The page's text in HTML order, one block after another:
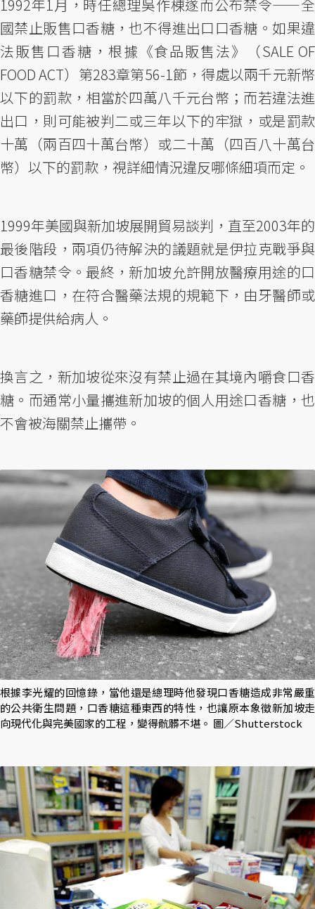
1992年1月，時任總理吳作棟遂而公布禁令——全
國禁止販售口香糖，也不得進出口口香糖。如果違
法販售口香糖，根據《食品販售法》（SALE OF
FOOD ACT）第283章第56-1節，得處以兩千元新幣
以下的罰款，相當於四萬八千元台幣；而若違法進
出口，則可能被判二或三年以下的牢獄，或是罰款
十萬（兩百四十萬台幣）或二十萬（四百八十萬台
幣）以下的罰款，視詳細情況違反哪條細項而定。
1999年美國與新加坡展開貿易談判，直至2003年的
最後階段，兩項仍待解決的議題就是伊拉克戰爭與
口香糖禁令。最終，新加坡允許開放醫療用途的口
香糖進口，在符合醫藥法規的規範下，由牙醫師或
藥師提供給病人。
換言之，新加坡從來沒有禁止過在其境內嚼食口香
糖。而通常小量攜進新加坡的個人用途口香糖，也
不會被海關禁止攜帶。
根據李光耀的回憶錄，當他還是總理時他發現口香糖造成非常嚴重
的公共衛生問題，口香糖這種東西的特性，也讓原本象徵新加坡走
向現代化與完美國家的工程，變得骯髒不堪。 圖／Shutterstock